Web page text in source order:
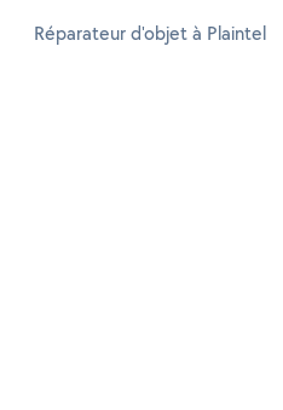
Réparateur d'objet à Plaintel